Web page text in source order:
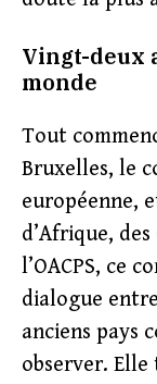
Vingt-deux
monde
Tout
Bruxelles, le
européenne,
d’Afrique,
l’OACPS, ce
dialogue
anciens pays
observer.